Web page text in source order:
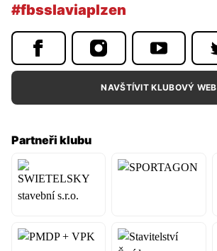
#fbsslaviaplzen
NAVŠTÍVIT KLUBOVÝ WEB
Partneři klubu